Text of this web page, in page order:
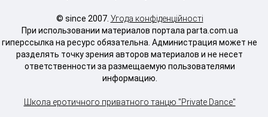
© since 2007. Угода конфіденційності
При использовании материалов портала parta.com.ua
гиперссылка на ресурс обязательна. Администрация может не
разделять точку зрения авторов материалов и не несет
ответственности за размещаемую пользователями
информацию.
Школа еротичного приватного танцю "Private Dance"